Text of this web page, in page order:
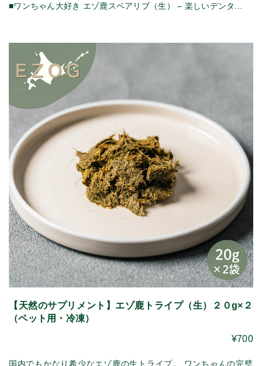
■ワンちゃん大好き エゾ鹿スペアリブ（生） – 楽しいデンタ...
【天然のサプリメント】エゾ鹿トライプ（生）２０g×２
（ペット用・冷凍）
¥700
国内でもかなり希少なエゾ鹿の生トライプ。 ワンちゃんの完璧